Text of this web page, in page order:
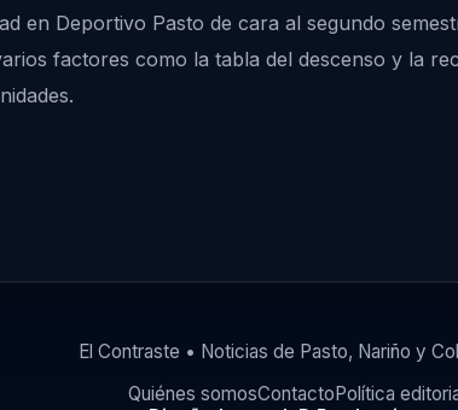
en Deportivo Pasto de cara al segundo
factores como la tabla del descenso y la
El Contraste • Noticias de Pasto, Nariño y
Quiénes somosContactoPolítica